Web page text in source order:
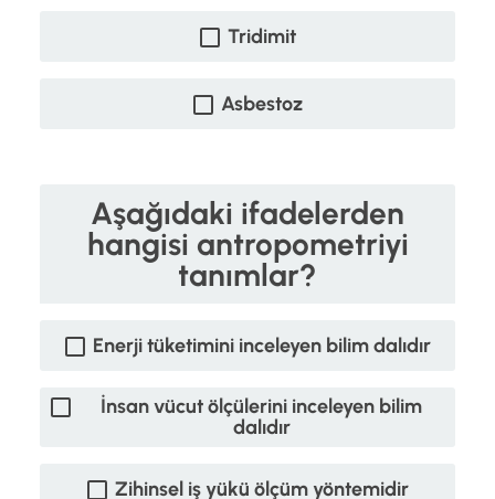
Tridimit
Asbestoz
Aşağıdaki ifadelerden
hangisi antropometriyi
tanımlar?
Enerji tüketimini inceleyen bilim dalıdır
İnsan vücut ölçülerini inceleyen bilim
dalıdır
Zihinsel iş yükü ölçüm yöntemidir